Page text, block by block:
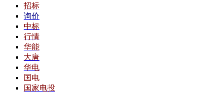
招标
询价
中标
行情
华能
大唐
华电
国电
国家电投